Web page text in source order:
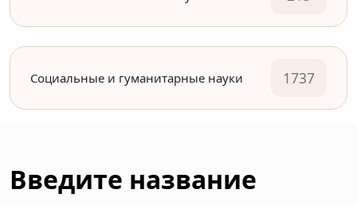
Социальные и гуманитарные науки 1737
Введите название